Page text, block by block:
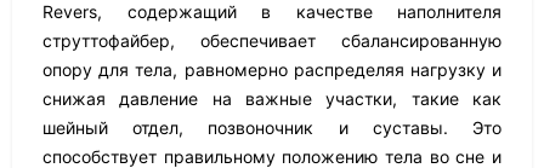
Revers, содержащий в качестве наполнителя
струттофайбер, обеспечивает сбалансированную
опору для тела, равномерно распределяя нагрузку и
снижая давление на важные участки, такие как
шейный отдел, позвоночник и суставы. Это
способствует правильному положению тела во сне и